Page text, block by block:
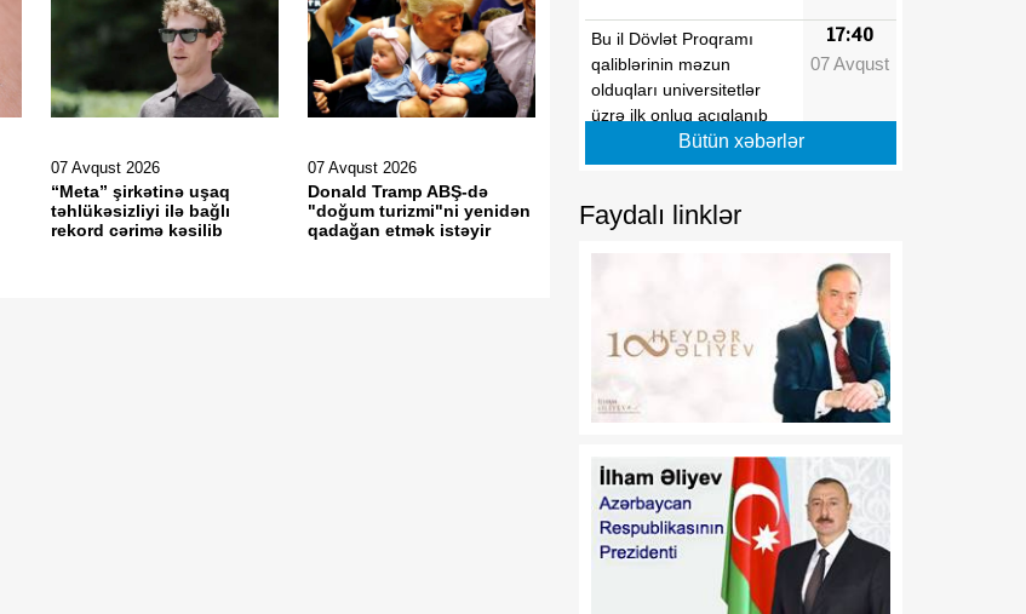
07 Avqust 2026
“Meta” şirkətinə uşaq
təhlükəsizliyi ilə bağlı
rekord cərimə kəsilib
07 Avqust 2026
Donald Tramp ABŞ-də
"doğum turizmi"ni yenidən
qadağan etmək istəyir
Bu il Dövlət Proqramı
qaliblərinin məzun
olduqları universitetlər
üzrə ilk onluq açıqlanıb
17:40
07 Avqust
modelinə beynəlxalq
dəstəyi təsdiqlədi
17:39
dərəcələri üzrə sınaq
imtahanlarına cəlb
17:36
07 Avqust
elementinə çevrilən
Zəngəzur dəhlizi: Birillik
Vaşinqton diplomatiyasının
uğurları
07 Avqust
Trans-Xəzər fiber-optik
Bütün xəbərlər
Faydalı linklər